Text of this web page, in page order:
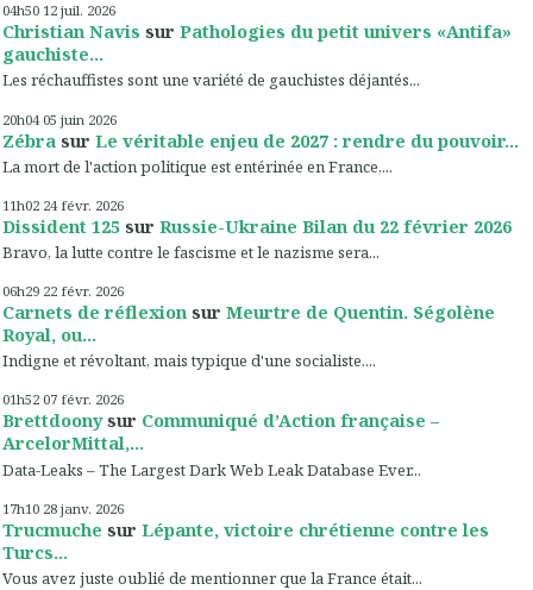
04h50 12 juil. 2026
Christian Navis sur Pathologies du petit univers «Antifa»
gauchiste...
Les réchauffistes sont une variété de gauchistes déjantés...
20h04 05 juin 2026
Zébra sur Le véritable enjeu de 2027 : rendre du pouvoir...
La mort de l'action politique est entérinée en France,...
11h02 24 févr. 2026
Dissident 125 sur Russie-Ukraine Bilan du 22 février 2026
Bravo, la lutte contre le fascisme et le nazisme sera...
06h29 22 févr. 2026
Carnets de réflexion sur Meurtre de Quentin. Ségolène
Royal, ou...
Indigne et révoltant, mais typique d'une socialiste....
01h52 07 févr. 2026
Brettdoonysur Communiqué d’Action française –
ArcelorMittal,...
Data-Leaks – The Largest Dark Web Leak Database Ever...
17h10 28 janv. 2026
Trucmuche sur Lépante, victoire chrétienne contre les
Turcs...
Vous avez juste oublié de mentionner que la France était...